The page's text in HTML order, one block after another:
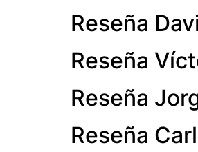
Reseña
Reseña
Reseña
Reseña